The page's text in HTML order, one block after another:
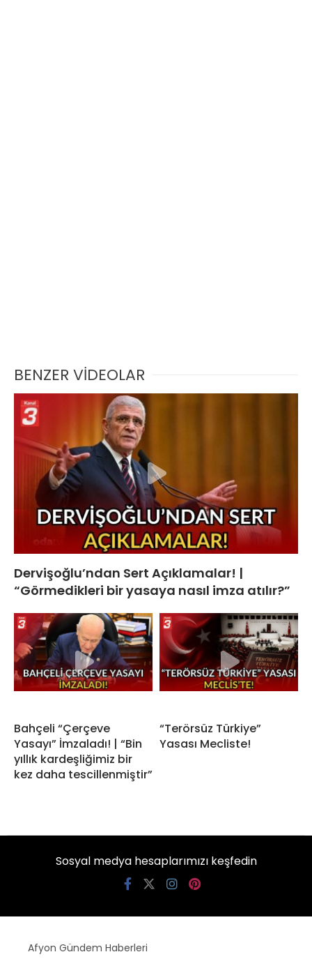
BENZER VİDEOLAR
Dervişoğlu’ndan Sert Açıklamalar! |
“Görmedikleri bir yasaya nasıl imza atılır?”
Bahçeli “Çerçeve
Yasayı” İmzaladı! | “Bin
yıllık kardeşliğimiz bir
kez daha tescillenmiştir”
“Terörsüz Türkiye”
Yasası Mecliste!
Sosyal medya hesaplarımızı keşfedin
Afyon Gündem Haberleri